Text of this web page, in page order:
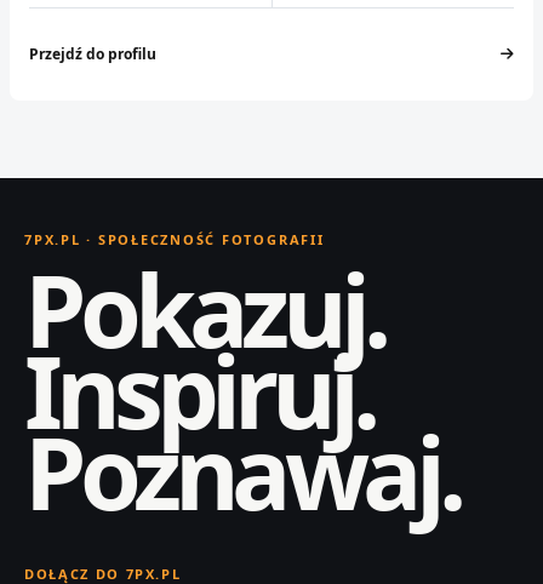
Przejdź do profilu
7PX.PL · SPOŁECZNOŚĆ FOTOGRAFII
Pokazuj.
Inspiruj.
Poznawaj.
DOŁĄCZ DO 7PX.PL